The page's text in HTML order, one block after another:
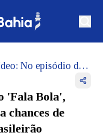
Vídeo: No episódio do 'Fala Bola', Cáscio Cardoso avalia chances de clubes baianos no Brasileirão
'Fala Bola',
chances de